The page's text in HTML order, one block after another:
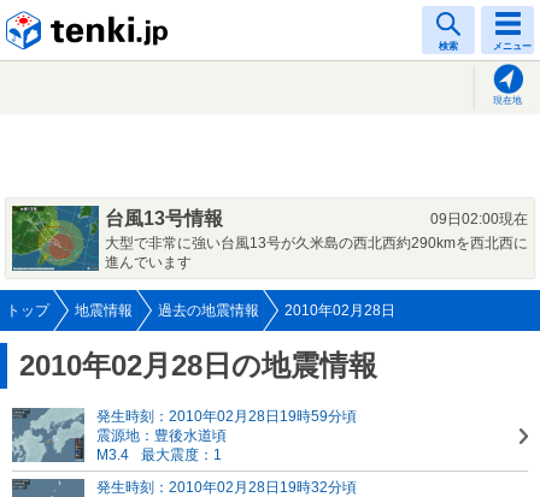
検索 メニュー
現在地
台風13号情報
09日02:00現在
大型で非常に強い台風13号が久米島の西北西約290kmを西北西に
進んでいます
トップ 地震情報 過去の地震情報 2010年02月28日
2010年02月28日の地震情報
発生時刻：2010年02月28日19時59分頃
震源地：豊後水道頃
M3.4
最大震度：1
発生時刻：2010年02月28日19時32分頃